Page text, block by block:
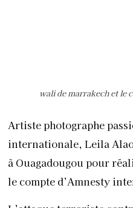
wali de marrakech et le
Artiste photographe
internationale, Leila
à Ouagadougou pour
le compte d’Amnesty